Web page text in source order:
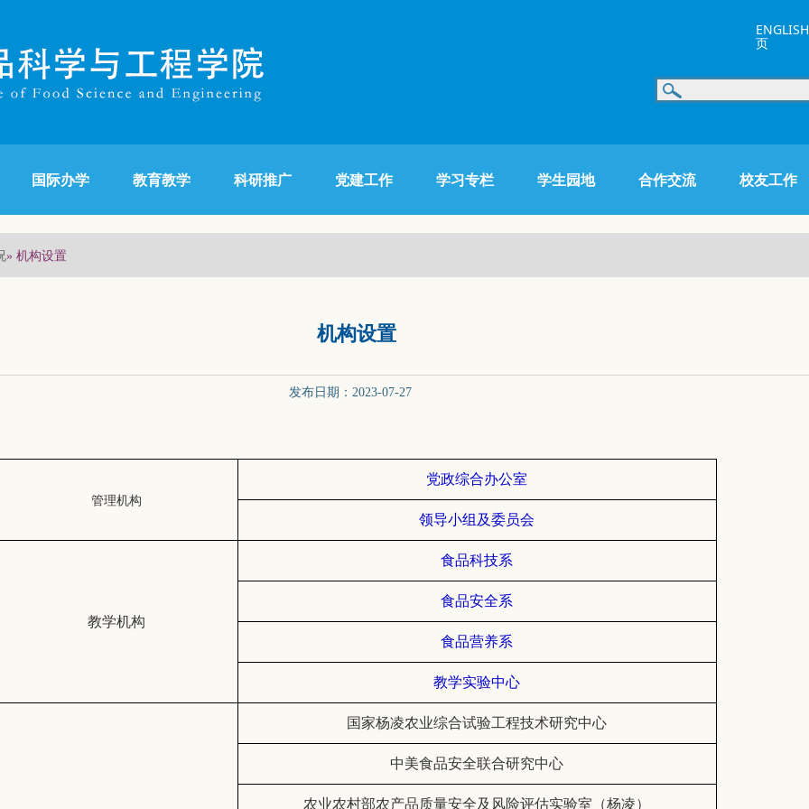
ENGLISH
页
国际办学 教育教学 科研推广 党建工作 学习专栏 学生园地 合作交流 校友工作
» 机构设置
机构设置
发布日期：2023-07-27
管理机构
党政综合办公室
领导小组及委员会
教学机构
食品科技系
食品安全系
食品营养系
教学实验中心
国家杨凌农业综合试验工程技术研究中心
中美食品安全联合研究中心
农业农村部农产品质量安全及风险评估实验室（杨凌）